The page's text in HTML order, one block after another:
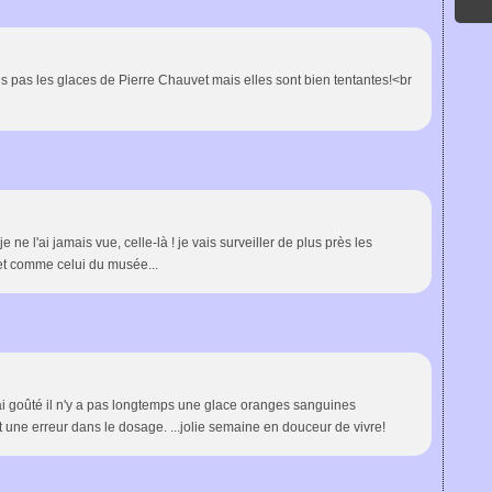
pas les glaces de Pierre Chauvet mais elles sont bien tentantes!<br
ne l'ai jamais vue, celle-là ! je vais surveiller de plus près les
comme celui du musée...
goûté il n'y a pas longtemps une glace oranges sanguines
erreur dans le dosage. ...jolie semaine en douceur de vivre!